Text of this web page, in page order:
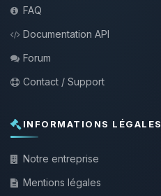
FAQ
Documentation API
Forum
Contact / Support
INFORMATIONS LÉGALES
Notre entreprise
Mentions légales